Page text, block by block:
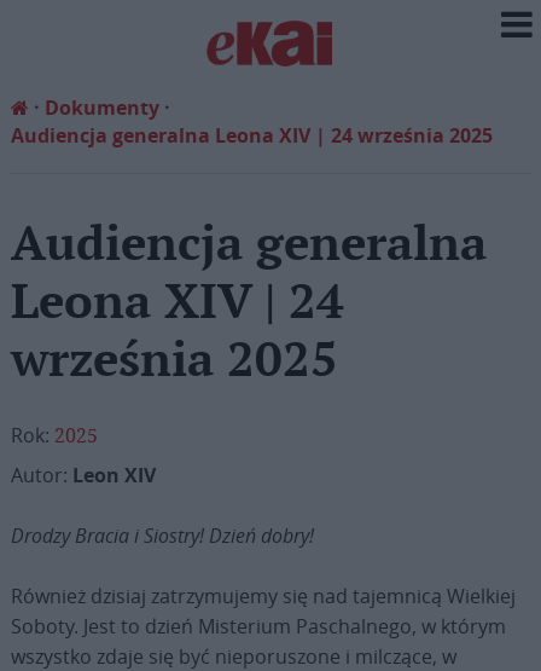
Dokumenty
Audiencja generalna Leona XIV | 24 września 2025
Audiencja generalna
Leona XIV | 24
września 2025
Rok: 2025
Autor: Leon XIV
Drodzy Bracia i Siostry! Dzień dobry!
Również dzisiaj zatrzymujemy się nad tajemnicą Wielkiej
Soboty. Jest to dzień Misterium Paschalnego, w którym
wszystko zdaje się być nieporuszone i milczące, w